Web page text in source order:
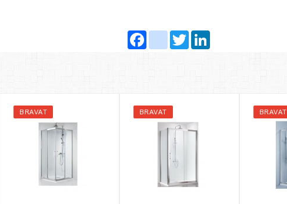
FacebookinstagramTwitter
BRAVAT BRAVAT BRAVAT